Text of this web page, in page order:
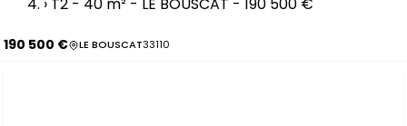
190 500 € LE BOUSCAT33110